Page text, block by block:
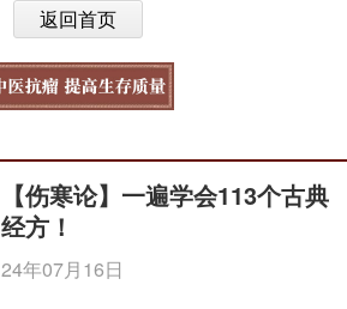
返回首页
【伤寒论】一遍学会113个古典
经方！
24年07月16日